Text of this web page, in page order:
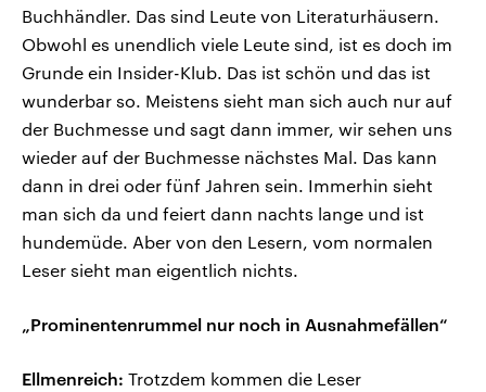
Buchhändler. Das sind Leute von Literaturhäusern.
Obwohl es unendlich viele Leute sind, ist es doch im
Grunde ein Insider-Klub. Das ist schön und das ist
wunderbar so. Meistens sieht man sich auch nur auf
der Buchmesse und sagt dann immer, wir sehen uns
wieder auf der Buchmesse nächstes Mal. Das kann
dann in drei oder fünf Jahren sein. Immerhin sieht
man sich da und feiert dann nachts lange und ist
hundemüde. Aber von den Lesern, vom normalen
Leser sieht man eigentlich nichts.
„Prominentenrummel nur noch in Ausnahmefällen“
Ellmenreich: Trotzdem kommen die Leser